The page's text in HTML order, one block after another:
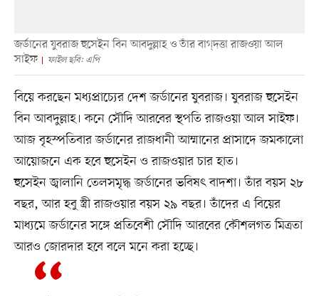
জর্ডানের যুবরাজ হুসেইন বিন আবদুল্লাহ ও তাঁর বাগ্‌দত্তা রাজওয়া আল
সাইফ
ফাইল ছবি: এপি
বিয়ে করছেন মধ্যপ্রাচ্যের দেশ জর্ডানের যুবরাজ। যুবরাজ হুসেইন
বিন আবদুল্লাহ। কনে সৌদি আরবের স্থপতি রাজওয়া আল সাইফ।
আজ বৃহস্পতিবার জর্ডানের রাজধানী আম্মানের প্রাসাদে জমকালো
আয়োজনে এক হবে হুসেইন ও রাজওয়ার চার হাত।
হুসেইন জ্বালানি তেলসমৃদ্ধ জর্ডানের ভবিষৎ বাদশা। তাঁর বয়স ২৮
বছর, আর হবু স্ত্রী রাজওয়ার বয়স ২৯ বছর। তাঁদের এ বিয়ের
মাধ্যমে জর্ডানের সঙ্গে প্রতিবেশী সৌদি আরবের কৌশলগত মিত্রতা
আরও জোরদার হবে বলে মনে করা হচ্ছে।